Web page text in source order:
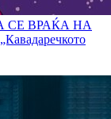
СЕ ВРАЌА НА